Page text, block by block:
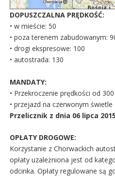
DOPUSZCZALNA PRĘDKOŚĆ:
• w mieście: 50
• poza terenem zabudowanym:
• drogi ekspresowe: 100
• autostrada: 130
MANDATY:
• Przekroczenie prędkości od
• przejazd na czerwonym świetle
Przelicznik z dnia 06 lipca
OPŁATY DROGOWE:
Korzystanie z Chorwackich
opłaty uzależniona jest od
odcinka. Opłaty regulowane są